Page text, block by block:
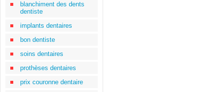
blanchiment des dents
dentiste
implants dentaires
bon dentiste
soins dentaires
prothèses dentaires
prix couronne dentaire